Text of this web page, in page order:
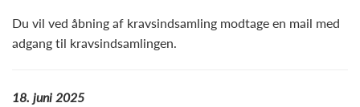
Du vil ved åbning af kravsindsamling modtage en mail med
adgang til kravsindsamlingen.
18. juni 2025